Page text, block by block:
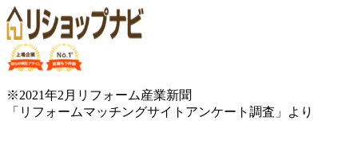
※2021年2月リフォーム産業新聞
「リフォームマッチングサイトアンケート調査」より